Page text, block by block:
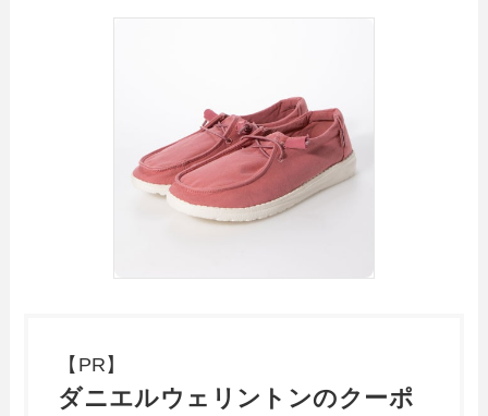
【PR】
ダニエルウェリントンのクーポ